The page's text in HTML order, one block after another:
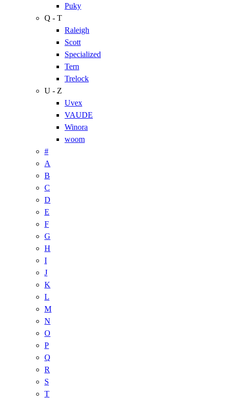
Puky
Q - T
Raleigh
Scott
Specialized
Tern
Trelock
U - Z
Uvex
VAUDE
Winora
woom
#
A
B
C
D
E
F
G
H
I
J
K
L
M
N
O
P
Q
R
S
T